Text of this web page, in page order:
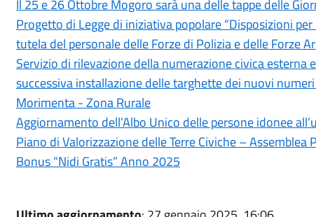
Il 25 e 26 Ottobre Mogoro sarà una delle tappe delle
Progetto di Legge di iniziativa popolare “Disposizioni
tutela del personale delle Forze di Polizia e delle Forze
Servizio di rilevazione della numerazione civica esterna
successiva installazione delle targhette dei nuovi
Morimenta - Zona Rurale
Aggiornamento dell’Albo Unico delle persone idonee
Piano di Valorizzazione delle Terre Civiche –
Bonus “Nidi Gratis” Anno 2025